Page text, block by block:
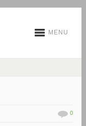
MENU
0